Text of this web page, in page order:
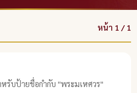
หน้า 1 / 1
รับป้ายชื่อกำกับ "พระมเหศวร"